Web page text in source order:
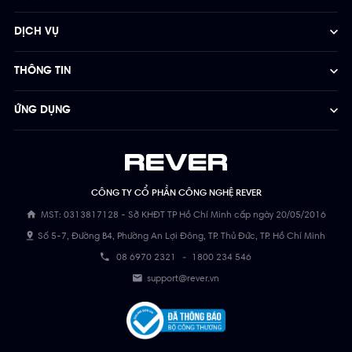
CÔNG TY CỔ PHẦN CÔNG NGHỆ REVER
MST: 0313817128 - Sở KHĐT TP Hồ Chí Minh cấp ngày 20/05/2016
Số 5-7, Đường B4, Phường An Lợi Đông, TP. Thủ Đức, TP. Hồ Chí Minh
08 6970 2321 - 1800 234 546
support@rever.vn
DỊCH VỤ
THÔNG TIN
ỨNG DỤNG